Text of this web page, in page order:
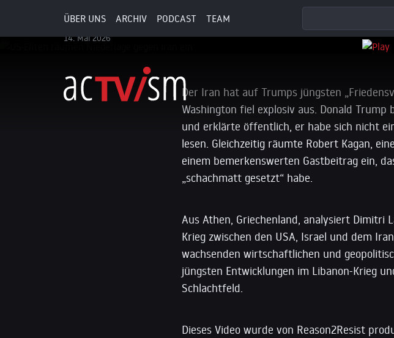
ÜBER UNS ARCHIV PODCAST TEAM
US-Eliten räumen Niederlage gegen Iran
14. Mai 2026
Der Iran hat auf Trumps jüngsten
Washington fiel explosiv aus. Donald Trump
und erklärte öffentlich, er habe sich nicht
lesen. Gleichzeitig räumte Robert Kagan,
einem bemerkenswerten Gastbeitrag ein,
„schachmatt gesetzt“ habe.
Aus Athen, Griechenland, analysiert Dimitri
Krieg zwischen den USA, Israel und dem
wachsenden wirtschaftlichen und
jüngsten Entwicklungen im Libanon-Krieg
Schlachtfeld.
Dieses Video wurde von Reason2Resist